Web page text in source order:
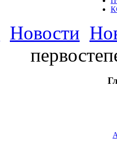
Новости